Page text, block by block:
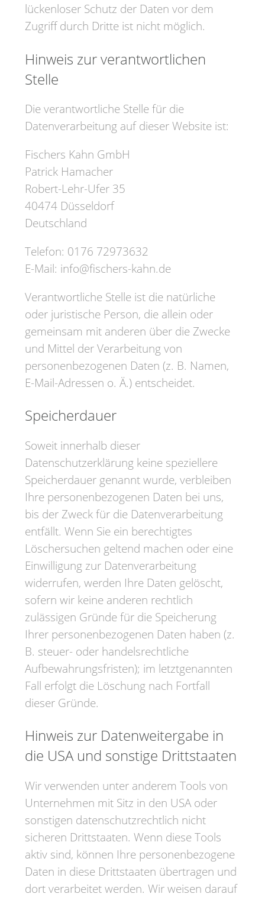
lückenloser Schutz der Daten vor dem
Zugriff durch Dritte ist nicht möglich.
Hinweis zur verantwortlichen
Stelle
Die verantwortliche Stelle für die
Datenverarbeitung auf dieser Website ist:
Fischers Kahn GmbH
Patrick Hamacher
Robert-Lehr-Ufer 35
40474 Düsseldorf
Deutschland
Telefon: 0176 72973632
E-Mail: info@fischers-kahn.de
Verantwortliche Stelle ist die natürliche
oder juristische Person, die allein oder
gemeinsam mit anderen über die Zwecke
und Mittel der Verarbeitung von
personenbezogenen Daten (z. B. Namen,
E-Mail-Adressen o. Ä.) entscheidet.
Speicherdauer
Soweit innerhalb dieser
Datenschutzerklärung keine speziellere
Speicherdauer genannt wurde, verbleiben
Ihre personenbezogenen Daten bei uns,
bis der Zweck für die Datenverarbeitung
entfällt. Wenn Sie ein berechtigtes
Löschersuchen geltend machen oder eine
Einwilligung zur Datenverarbeitung
widerrufen, werden Ihre Daten gelöscht,
sofern wir keine anderen rechtlich
zulässigen Gründe für die Speicherung
Ihrer personenbezogenen Daten haben (z.
B. steuer- oder handelsrechtliche
Aufbewahrungsfristen); im letztgenannten
Fall erfolgt die Löschung nach Fortfall
dieser Gründe.
Hinweis zur Datenweitergabe in
die USA und sonstige Drittstaaten
Wir verwenden unter anderem Tools von
Unternehmen mit Sitz in den USA oder
sonstigen datenschutzrechtlich nicht
sicheren Drittstaaten. Wenn diese Tools
aktiv sind, können Ihre personenbezogene
Daten in diese Drittstaaten übertragen und
dort verarbeitet werden. Wir weisen darauf